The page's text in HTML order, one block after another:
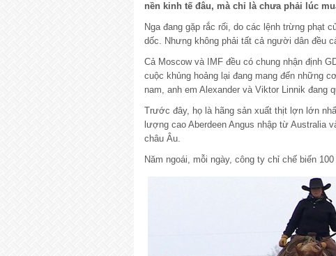
nền kinh tế đâu, mà chỉ là chưa phải lúc
Nga đang gặp rắc rối, do các lệnh trừng phạt
dốc. Nhưng không phải tất cả người dân đều
Cả Moscow và IMF đều có chung nhận định
cuộc khủng hoảng lại đang mang đến những
nam, anh em Alexander và Viktor Linnik đang
Trước đây, họ là hãng sản xuất thịt lợn lớn
lượng cao Aberdeen Angus nhập từ Australia
châu Âu.
Năm ngoái, mỗi ngày, công ty chỉ chế biến